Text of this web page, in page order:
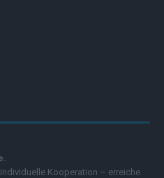
Kooperation – erreiche